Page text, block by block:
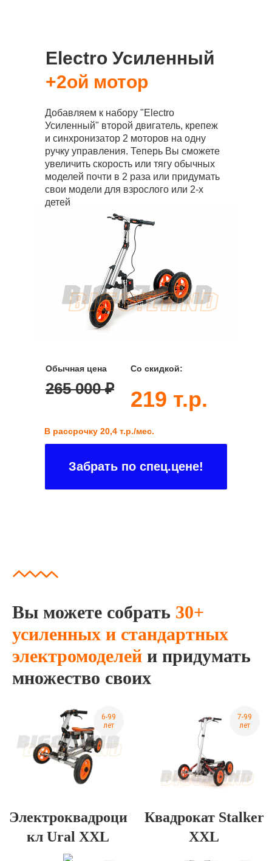
Electro Усиленный
+2ой мотор
Добавляем к набору "Electro
Усиленный" второй двигатель, крепеж
и синхронизатор 2 моторов на одну
ручку управления. Теперь Вы сможете
увеличить скорость или тягу обычных
моделей почти в 2 раза или придумать
свои модели для взрослого или 2-х
детей
265 000 ₽ 219 т.р.
Со скидкой:
Обычная цена
Забрать по спец.цене!
В рассрочку 20,4 т.р./мес.
Вы можете собрать 30+
усиленных и стандартных
электромоделей и придумать
множество своих
6-99
лет
Электроквадроци
кл Ural XXL
7-99
лет
Квадрокат Stalker
XXL